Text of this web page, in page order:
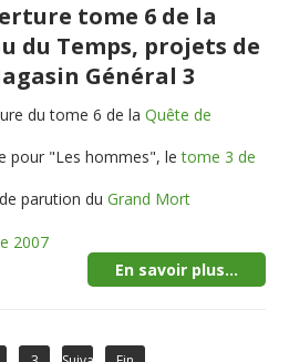
tome 6 de la
du Temps, projets de
Général 3
du tome 6 de la Quête de
pour "Les hommes", le tome 3 de
parution duGrand Mort
2007
En savoir plus...